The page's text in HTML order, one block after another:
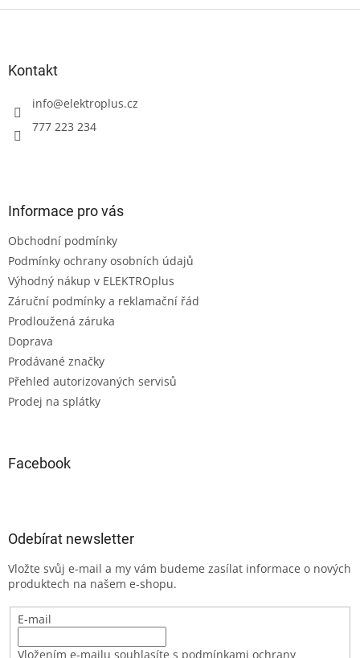
Kontakt
info@elektroplus.cz
777 223 234
Informace pro vás
Obchodní podmínky
Podmínky ochrany osobních údajů
Výhodný nákup v ELEKTROplus
Záruční podmínky a reklamační řád
Prodloužená záruka
Doprava
Prodávané značky
Přehled autorizovaných servisů
Prodej na splátky
Facebook
Odebírat newsletter
Vložte svůj e-mail a my vám budeme zasílat informace o nových
produktech na našem e-shopu.
E-mail
Vložením e-mailu souhlasíte s podmínkami ochrany